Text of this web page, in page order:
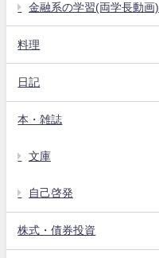
金融系の学習(両学長動画)
料理
日記
本・雑誌
文庫
自己啓発
株式・債券投資